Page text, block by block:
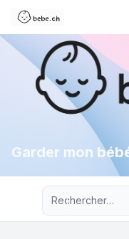
Garder mon